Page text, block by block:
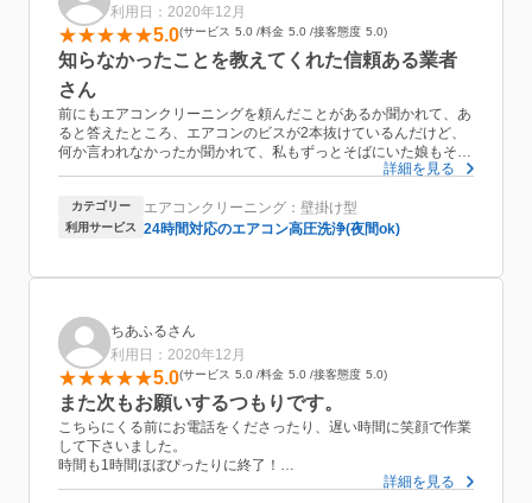
利用日：2020年12月
5.0 サービス 5.0 料金 5.0 接客態度 5.0
知らなかったことを教えてくれた信頼ある業者
さん
前にもエアコンクリーニングを頼んだことがあるか聞かれて、あ
ると答えたところ、エアコンのビスが2本抜けているんだけど、
何か言われなかったか聞かれて、私もずっとそばにいた娘もそん
のかもと。
なんとか少ないビスで止まっていたから、地震が来たらエアコン
また、いくつか大きなゴミが落ちてきたと。
必ず高圧洗浄をしているはずなんだけど、高圧洗浄とか言ってま
した？と。
それも聞いてないと答えると、高圧洗浄かけてるならゴミが落ち
てくることないから、と言われました。
今回は前の業者さんの時よりお安いのに、すごく綺麗にピカピカ
にしていただきました。
また、洗い物をするためお風呂場を使われることが多いのです
が、今回お風呂場を使われませんでした。大晦日の大掃除が終わ
った後だったため、助かりました。考慮してのことかな？
詳細を見る
カテゴリー エアコンクリーニング：壁掛け型
利用サービス 24時間対応のエアコン高圧洗浄(夜間ok)
ちあふるさん
利用日：2020年12月
5.0 サービス 5.0 料金 5.0 接客態度 5.0
また次もお願いするつもりです。
こちらにくる前にお電話をくださったり、遅い時間に笑顔で作業
して下さいました。
時間も1時間ほぼぴったりに終了！
犬を飼っていますが、犬にも丁寧な対応をしてくれました。
詳細を見る